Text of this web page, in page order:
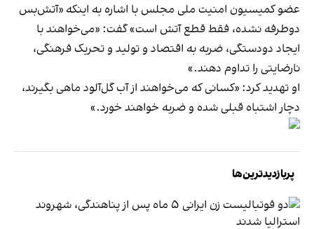
عضو کمیسیون امنیت ملی مجلس با اشاره به اینکه «آتش‌بس
دوطرفه نشده، فقط قطع آتش است» گفت: «می‌خواهند با
ایجاد دودستگی، ضربه به اقتصاد و تولید و تحریک فرهنگی،
نارضایتی را تداوم دهند.»
او تهدید کرد: «کسانی که می‌خواهند از آب گل‌آلود ماهی بگیرند،
دچار اشتباه قبلی شده و ضربه خواهند خورد.»
پربازدیدترین‌ها